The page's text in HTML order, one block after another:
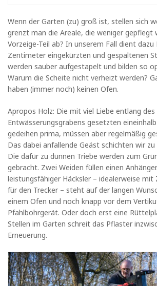
Wenn der Garten (zu) groß ist, stellen sich
grenzt man die Areale, die weniger gepflegt
Vorzeige-Teil ab? In unserem Fall dient dazu
Zentimeter eingekürzten und gespaltenen
werden sauber aufgestapelt und bilden so
Warum die Scheite nicht verheizt werden?
haben (immer noch) keinen Ofen.
Apropos Holz: Die mit viel Liebe entlang des
Entwässerungsgrabens gesetzten
gedeihen prima, müssen aber regelmäßig
Das dabei anfallende Geäst schichten wir
Die dafür zu dünnen Triebe werden zum
gebracht. Zwei Weiden füllen einen
leistungsfähiger Häcksler – idealerweise mit
für den Trecker – steht auf der langen
einem Ofen und noch knapp vor dem
Pfahlbohrgerät. Oder doch erst eine
Stellen im Garten schreit das Pflaster
Erneuerung.